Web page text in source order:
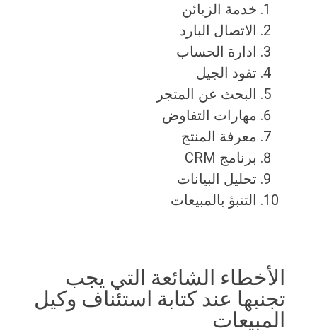
خدمة الزبائن
الاتصال البارد
ادارة الحساب
تقود الجيل
البحث عن المتجر
مهارات التفاوض
معرفة المنتج
برنامج CRM
تحليل البيانات
التنبؤ بالمبيعات
الأخطاء الشائعة التي يجب
تجنبها عند كتابة استئناف وكيل
المبيعات